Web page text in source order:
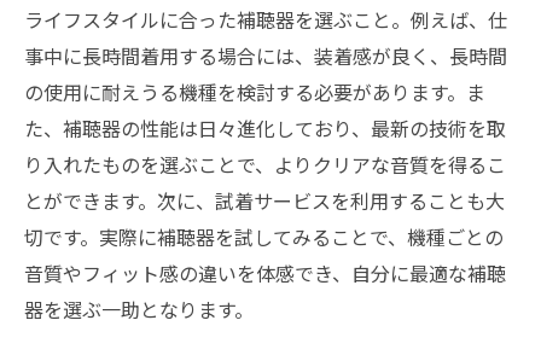
ライフスタイルに合った補聴器を選ぶこと。例えば、仕
事中に長時間着用する場合には、装着感が良く、長時間
の使用に耐えうる機種を検討する必要があります。ま
た、補聴器の性能は日々進化しており、最新の技術を取
り入れたものを選ぶことで、よりクリアな音質を得るこ
とができます。次に、試着サービスを利用することも大
切です。実際に補聴器を試してみることで、機種ごとの
音質やフィット感の違いを体感でき、自分に最適な補聴
器を選ぶ一助となります。